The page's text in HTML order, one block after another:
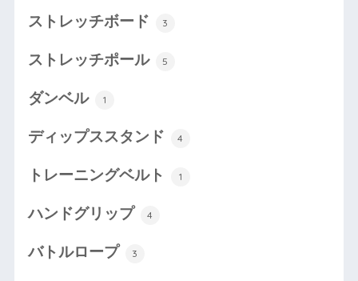
ストレッチボード 3
ストレッチポール 5
ダンベル 1
ディップススタンド 4
トレーニングベルト 1
ハンドグリップ 4
バトルロープ 3